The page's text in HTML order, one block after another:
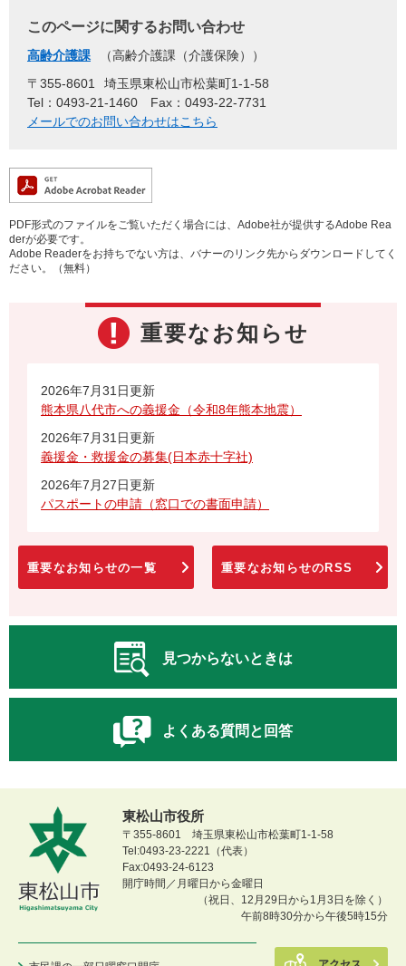
このページに関するお問い合わせ
高齢介護課
高齢介護課（介護保険）
〒355-8601
埼玉県東松山市松葉町1-1-58
Tel：0493-21-1460
Fax：0493-22-7731
メールでのお問い合わせはこちら
PDF形式のファイルをご覧いただく場合には、Adobe社が提供するAdobe Rea
derが必要です。
Adobe Readerをお持ちでない方は、バナーのリンク先からダウンロードしてく
ださい。（無料）
重要なお知らせ
2026年7月31日更新
熊本県八代市への義援金（令和8年熊本地震）
2026年7月31日更新
義援金・救援金の募集(日本赤十字社)
2026年7月27日更新
パスポートの申請（窓口での書面申請）
重要なお知らせの一覧 重要なお知らせのRSS
見つからないときは
よくある質問と回答
東松山市役所
〒355-8601 埼玉県東松山市松葉町1-1-58
Tel:0493-23-2221（代表）
Fax:0493-24-6123
開庁時間／月曜日から金曜日
（祝日、12月29日から1月3日を除く）
午前8時30分から午後5時15分